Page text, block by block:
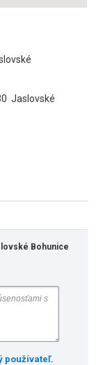
Jaslovské
Bohunice
používateľ.